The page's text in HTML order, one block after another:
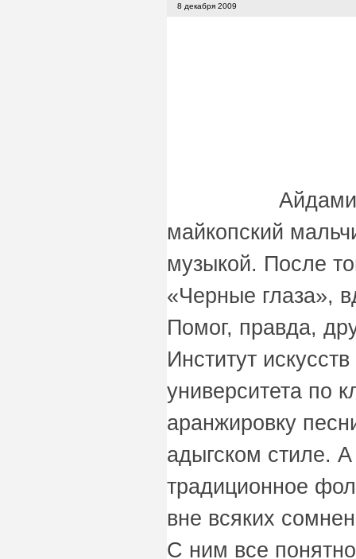
8 декабря 2009
майкопский
музыкой. После
«Черные глаза»,
Помог, правда,
Институт
университета по
аранжировку
адыгском стиле. А
традиционное
вне всяких
С ним все